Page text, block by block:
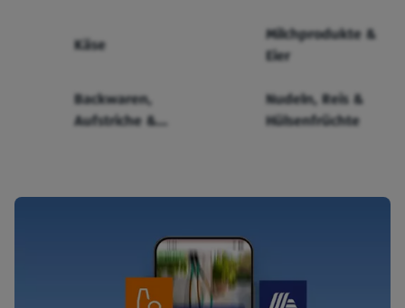
Käse
Milchprodukte &
Eier
Backwaren,
Aufstriche &
Nudeln, Reis &
Hülsenfrüchte